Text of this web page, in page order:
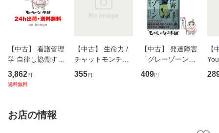
【中古】 看護管理
学 自律し協働する
専門職の看護マネ
ジメントスキル 改
恵 藤本幸三 / 南江
堂 [単行
3,862円
送料無料
【中古】 生命力 /
チャットモンチー /
キューンレコード
[CD]【メール便送
355円
【中古】 発達障害
「グレーゾーン」
その正しい理解と
克服法 (SB新書 57
409円
【
のが
お店の情報